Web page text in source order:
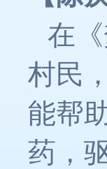
在
村民
能帮
药，